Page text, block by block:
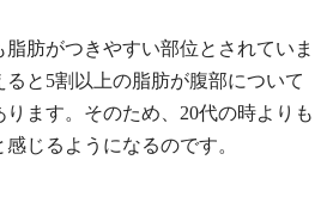
肪がつきやすい部位とされていま
と5割以上の脂肪が腹部について
ます。そのため、20代の時よりも
じるようになるのです。